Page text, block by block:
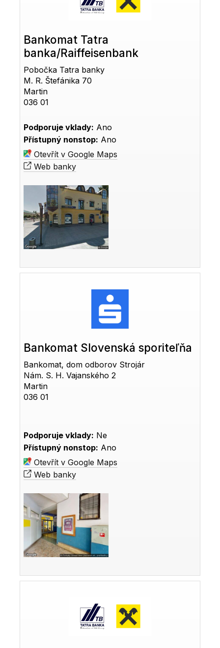
Bankomat Tatra
banka/Raiffeisenbank
Pobočka Tatra banky
M. R. Štefánika 70
Martin
036 01
Podporuje vklady: Ano
Přístupný nonstop: Ano
Otevřít v Google Maps
Web banky
Bankomat Slovenská sporiteľňa
Bankomat, dom odborov Strojár
Nám. S. H. Vajanského 2
Martin
036 01
Podporuje vklady: Ne
Přístupný nonstop: Ano
Otevřít v Google Maps
Web banky